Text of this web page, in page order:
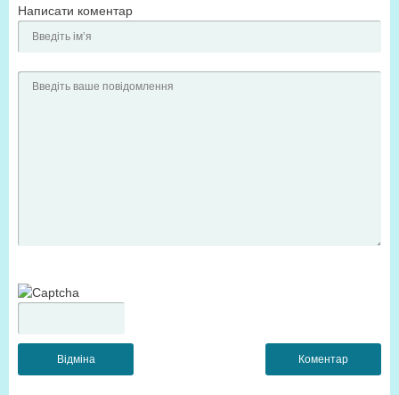
Написати коментар